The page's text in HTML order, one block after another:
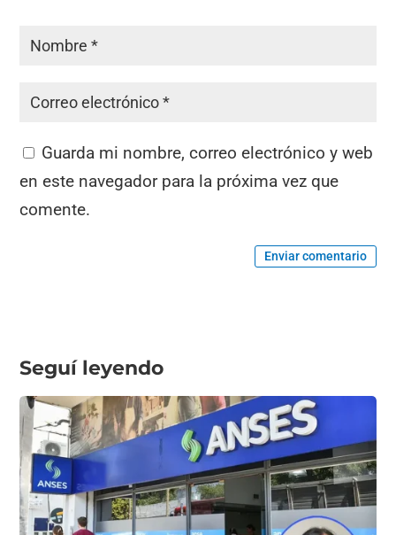
Guarda mi nombre, correo electrónico y web
en este navegador para la próxima vez que
comente.
Enviar comentario
Seguí leyendo